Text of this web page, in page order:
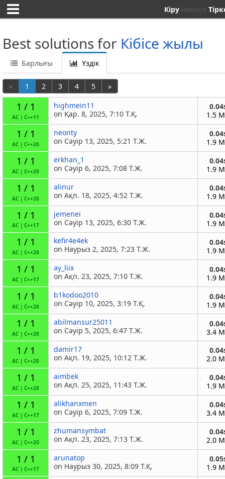
Кіру немесе
Best solutions for Кібісе жылы
Барлығы Үздік
« 1 2 3 4 5 »
1 / 1
AC | C++11
highmein11
on Қар. 8, 2025, 7:10 Т.Қ.
1.5
1 / 1
AC | C++20
neonty
on Сәуір 13, 2025, 5:21 Т.Ж.
1.9
1 / 1
AC | C++20
erkhan_1
on Сәуір 6, 2025, 7:08 Т.Ж.
1.9
1 / 1
AC | C++20
alinur
on Ақп. 18, 2025, 4:52 Т.Ж.
1.9
1 / 1
AC C++17
jemenei
on Сәуір 13, 2025, 6:30 Т.Ж.
1.9
1 / 1
AC C++20
kefir4e4ek
on Наурыз 2, 2025, 7:23 Т.Ж.
1.9
1 / 1
AC C++17
ay_liix
on Ақп. 23, 2025, 7:10 Т.Ж.
1.9
1 / 1
AC C++20
b1kodoo2010
on Сәуір 10, 2025, 3:19 Т.Қ.
1.9
1 / 1
AC | C++20
abilmansur25011
on Сәуір 5, 2025, 6:47 Т.Ж.
3.4
1 / 1
AC | C++20
damir17
on Ақп. 19, 2025, 10:12 Т.Ж.
2.0
1 / 1
AC | C++20
aimbek
on Ақп. 25, 2025, 11:43 Т.Ж.
1.9
1 / 1
AC | C++17
alikhanxmen
on Сәуір 6, 2025, 7:09 Т.Ж.
3.4
1 / 1
AC | C++20
zhumansymbat
on Ақп. 23, 2025, 7:13 Т.Ж.
2.0
1 / 1
AC C++17
arunatop
on Наурыз 30, 2025, 8:09 Т.Қ.
1.9